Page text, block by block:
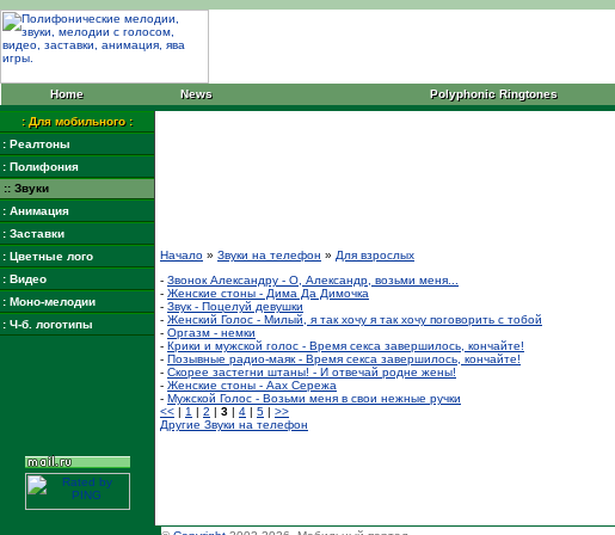
Home News Polyphonic Ringtones
: Для мобильного :
: Реалтоны
: Полифония
:: Звуки
: Анимация
: Заставки
: Цветные лого
: Видео
: Моно-мелодии
: Ч-б. логотипы
Начало » Звуки на телефон » Для взрослых
- Звонок Александру - О, Александр, возьми меня...
- Женские стоны - Дима Да Димочка
- Звук - Поцелуй девушки
- Женский Голос - Милый, я так хочу я так хочу поговорить с тобой
- Оргазм - немки
- Крики и мужской голос - Время секса завершилось, кончайте!
- Позывные радио-маяк - Время секса завершилось, кончайте!
- Скорее застегни штаны! - И отвечай родне жены!
- Женские стоны - Аах Сережа
- Мужской Голос - Возьми меня в свои нежные ручки
<< | 1 | 2 | 3 | 4 | 5 | >>
Другие Звуки на телефон